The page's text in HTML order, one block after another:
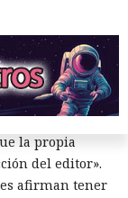
puedenutili
del
El código
oficial,
la propia
del editor».
afirman tener